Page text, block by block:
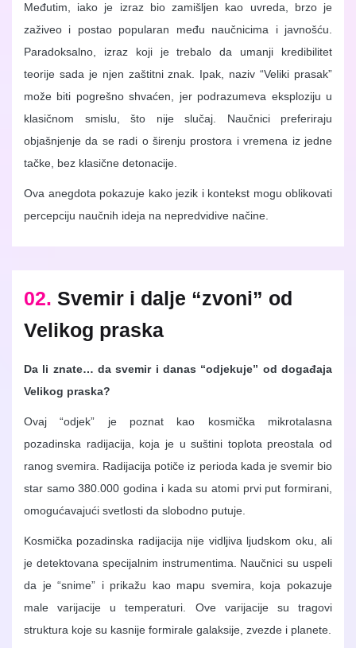
Međutim, iako je izraz bio zamišljen kao uvreda, brzo je
zaživeo i postao popularan među naučnicima i javnošću.
Paradoksalno, izraz koji je trebalo da umanji kredibilitet
teorije sada je njen zaštitni znak. Ipak, naziv “Veliki prasak”
može biti pogrešno shvaćen, jer podrazumeva eksploziju u
klasičnom smislu, što nije slučaj. Naučnici preferiraju
objašnjenje da se radi o širenju prostora i vremena iz jedne
tačke, bez klasične detonacije.
Ova anegdota pokazuje kako jezik i kontekst mogu oblikovati
percepciju naučnih ideja na nepredvidive načine.
02. Svemir i dalje “zvoni” od
Velikog praska
Da li znate… da svemir i danas “odjekuje” od događaja
Velikog praska?
Ovaj “odjek” je poznat kao kosmička mikrotalasna
pozadinska radijacija, koja je u suštini toplota preostala od
ranog svemira. Radijacija potiče iz perioda kada je svemir bio
star samo 380.000 godina i kada su atomi prvi put formirani,
omogućavajući svetlosti da slobodno putuje.
Kosmička pozadinska radijacija nije vidljiva ljudskom oku, ali
je detektovana specijalnim instrumentima. Naučnici su uspeli
da je “snime” i prikažu kao mapu svemira, koja pokazuje
male varijacije u temperaturi. Ove varijacije su tragovi
struktura koje su kasnije formirale galaksije, zvezde i planete.